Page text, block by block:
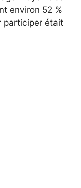
environ 52 %
participer était